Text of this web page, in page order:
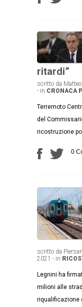
ritardi”
scritto da
- in CRONACA
Terremoto
del
ricostruzione
0
scritto da
2021 - in
Legnini ha
milioni alle
riqualificazione